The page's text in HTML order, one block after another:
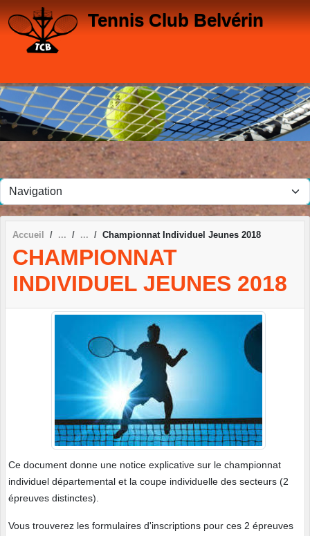
Tennis Club Belvérin
Accueil Championnat Individuel Jeunes 2018
CHAMPIONNAT
INDIVIDUEL JEUNES 2018
Ce document donne une notice explicative sur le championnat
individuel départemental et la coupe individuelle des secteurs (2
épreuves distinctes).
Vous trouverez les formulaires d'inscriptions pour ces 2 épreuves
Panneau de gestion des cookies